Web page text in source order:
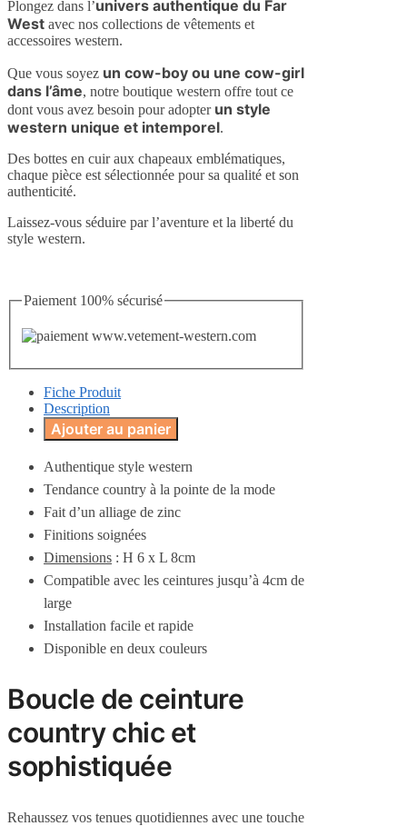
Plongez dans l’univers authentique du Far
West avec nos collections de vêtements et
accessoires western.
Que vous soyez un cow-boy ou une cow-girl
dans l’âme, notre boutique western offre tout ce
dont vous avez besoin pour adopter un style
western unique et intemporel.
Des bottes en cuir aux chapeaux emblématiques,
chaque pièce est sélectionnée pour sa qualité et son
authenticité.
Laissez-vous séduire par l’aventure et la liberté du
style western.
Paiement 100% sécurisé
Fiche Produit
Description
Ajouter au panier
Authentique style western
Tendance country à la pointe de la mode
Fait d’un alliage de zinc
Finitions soignées
Dimensions : H 6 x L 8cm
Compatible avec les ceintures jusqu’à 4cm de
large
Installation facile et rapide
Disponible en deux couleurs
Boucle de ceinture
country chic et
sophistiquée
Rehaussez vos tenues quotidiennes avec une touche